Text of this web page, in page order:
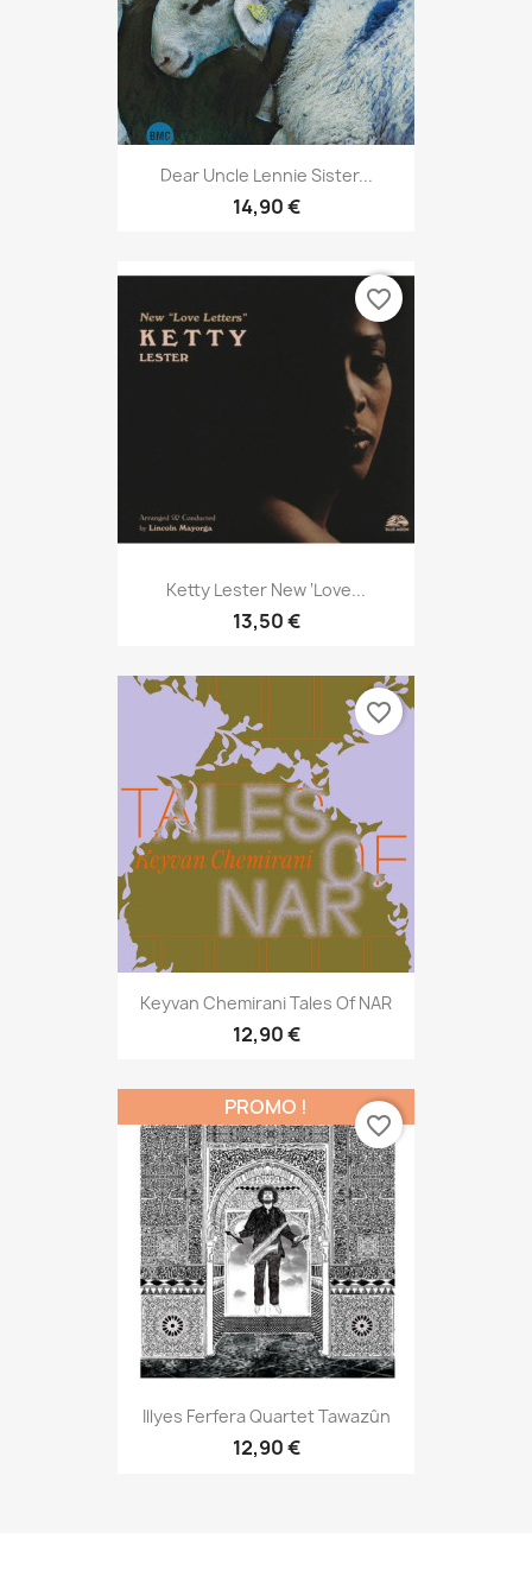
Dear Uncle Lennie Sister...
14,90 €
Ketty Lester New ‘Love...
13,50 €
favorite_border
Keyvan Chemirani Tales Of NAR
12,90 €
favorite_border
Illyes Ferfera Quartet Tawazûn
12,90 €
PROMO !
favorite_border